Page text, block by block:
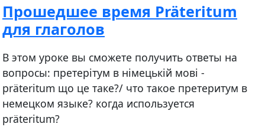
Прошедшее время Präteritum
для глаголов
В этом уроке вы сможете получить ответы на
вопросы: претерітум в німецькій мові -
präteritum що це таке?/ что такое претеритум в
немецком языке? когда используется
präteritum?